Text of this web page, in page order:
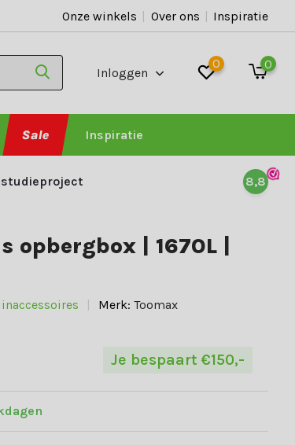
Onze winkels | Over ons | Inspiratie
Inloggen
0 0
Sale Inspiratie
studieproject 8,8
opbergbox | 1670L |
Merk:Toomax
Je bespaart €150,-